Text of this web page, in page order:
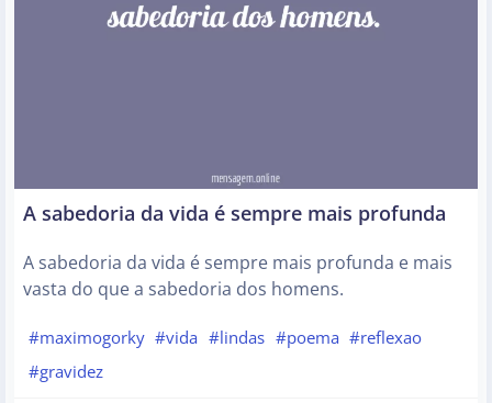
A sabedoria da vida é sempre mais profunda
A sabedoria da vida é sempre mais profunda e mais
vasta do que a sabedoria dos homens.
#maximogorky #vida #lindas #poema #reflexao
#gravidez